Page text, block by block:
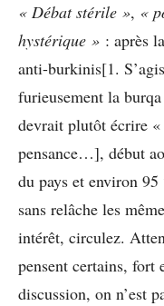
« Débat stérile », «
hystérique » : après
anti-burkinis[1.
furieusement la
devrait plutôt écrire
pensance…], début
du pays et environ
sans relâche les
intérêt, circulez.
pensent certains, fort
discussion, on n’est